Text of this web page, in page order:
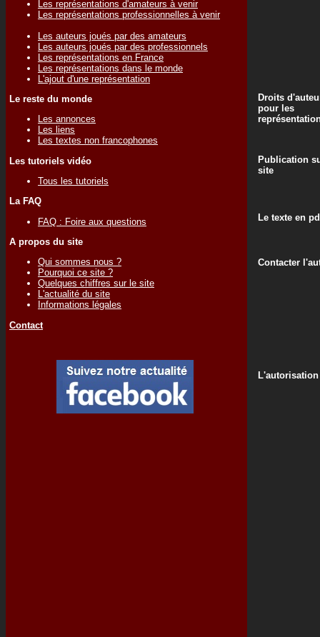
Les représentations d'amateurs à venir
Les représentations professionnelles à venir
Les auteurs joués par des amateurs
Les auteurs joués par des professionnels
Les représentations en France
Les représentations dans le monde
L'ajout d'une représentation
Le reste du monde
Les annonces
Les liens
Les textes non francophones
Les tutoriels vidéo
Tous les tutoriels
La FAQ
FAQ : Foire aux questions
A propos du site
Qui sommes nous ?
Pourquoi ce site ?
Quelques chiffres sur le site
L'actualité du site
Informations légales
Contact
Droits
pour les
Publication
site
Le texte en
Contacter
L'autorisation